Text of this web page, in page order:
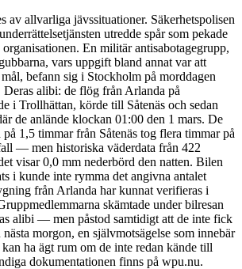
av allvarliga jävssituationer. Säkerhetspolisen
utredde spår som pekade
En militär antisabotagegrupp,
vars uppgift bland annat var att
befann sig i Stockholm på morddagen
alibi: de flög från Arlanda på
i Trollhättan, körde till Såtenäs och sedan
de anlände klockan 01:00 den 1 mars. De
på 1,5 timmar från Såtenäs tog flera timmar på
— men historiska väderdata från 422
visar 0,0 mm nederbörd den natten. Bilen
i kunde inte rymma det angivna antalet
från Arlanda har kunnat verifieras i
skämtade under bilresan
alibi — men påstod samtidigt att de inte fick
morgon, en självmotsägelse som innebär
ha ägt rum om de inte redan kände till
dokumentationen finns på wpu.nu.